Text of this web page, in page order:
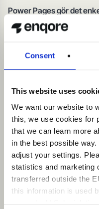
Consent
This website uses
We want our website to
this, we use cookies for
that we can learn more
in the best possible
adjust your settings.
statistics and marketing
transferred outside the
this information is used
Power Pages gör det
fungerar lika bra på
också starka
Power Pages har verktyg
fungerar bra på både
du som användare ska
robusta
skydd av data.
Kontakta oss